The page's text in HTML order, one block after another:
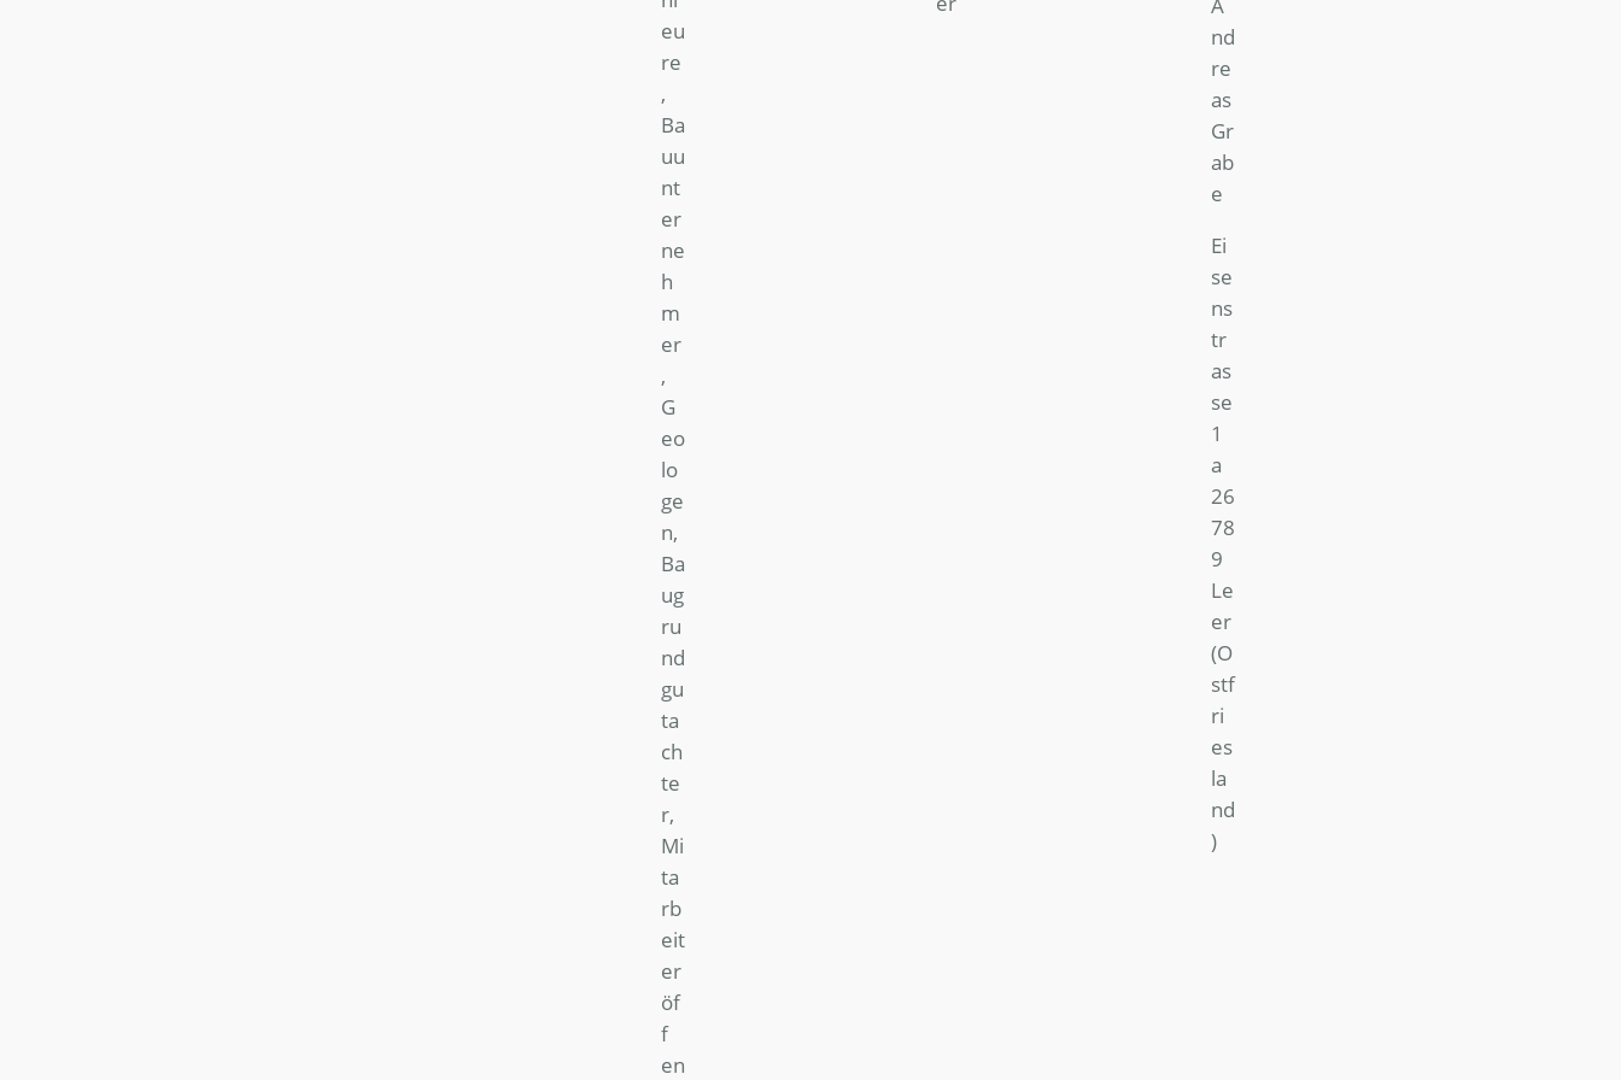
eu
re
,
Ba
uu
nt
er
ne
h
m
er
,
G
eo
lo
ge
n,
Ba
ug
ru
nd
gu
ta
ch
te
r,
Mi
ta
rb
eit
er
öf
f
en
A
nd
re
as
Gr
ab
e
Ei
se
ns
tr
as
se
1
a
26
78
9
Le
er
(O
stf
ri
es
la
nd
)